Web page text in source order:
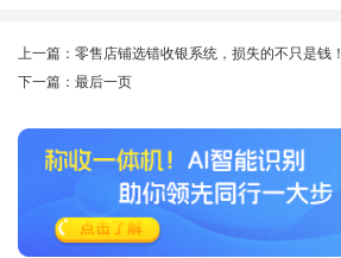
上一篇：零售店铺选错收银系统，损失的不只是钱！
下一篇：最后一页